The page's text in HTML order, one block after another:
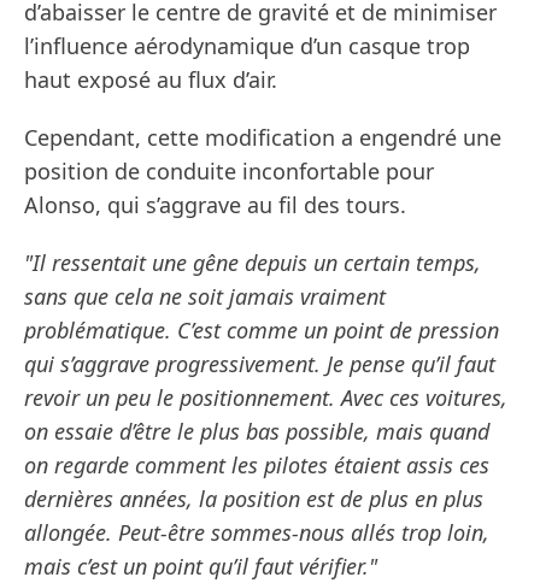
d’abaisser le centre de gravité et de minimiser
l’influence aérodynamique d’un casque trop
haut exposé au flux d’air.
Cependant, cette modification a engendré une
position de conduite inconfortable pour
Alonso, qui s’aggrave au fil des tours.
"Il ressentait une gêne depuis un certain temps,
sans que cela ne soit jamais vraiment
problématique. C’est comme un point de pression
qui s’aggrave progressivement. Je pense qu’il faut
revoir un peu le positionnement. Avec ces voitures,
on essaie d’être le plus bas possible, mais quand
on regarde comment les pilotes étaient assis ces
dernières années, la position est de plus en plus
allongée. Peut-être sommes-nous allés trop loin,
mais c’est un point qu’il faut vérifier."